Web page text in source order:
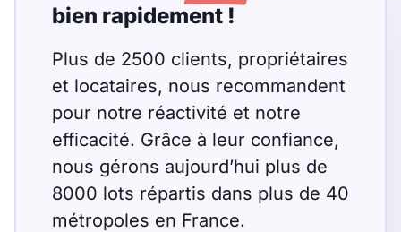
€
Nombre de pièces
Studio T1 T1 bis
T3 T4 T5
bien rapidement !
Plus de 2500 clients, propriétaires
et locataires, nous recommandent
pour notre réactivité et notre
efficacité. Grâce à leur confiance,
nous gérons aujourd’hui plus de
8000 lots répartis dans plus de 40
métropoles en France.